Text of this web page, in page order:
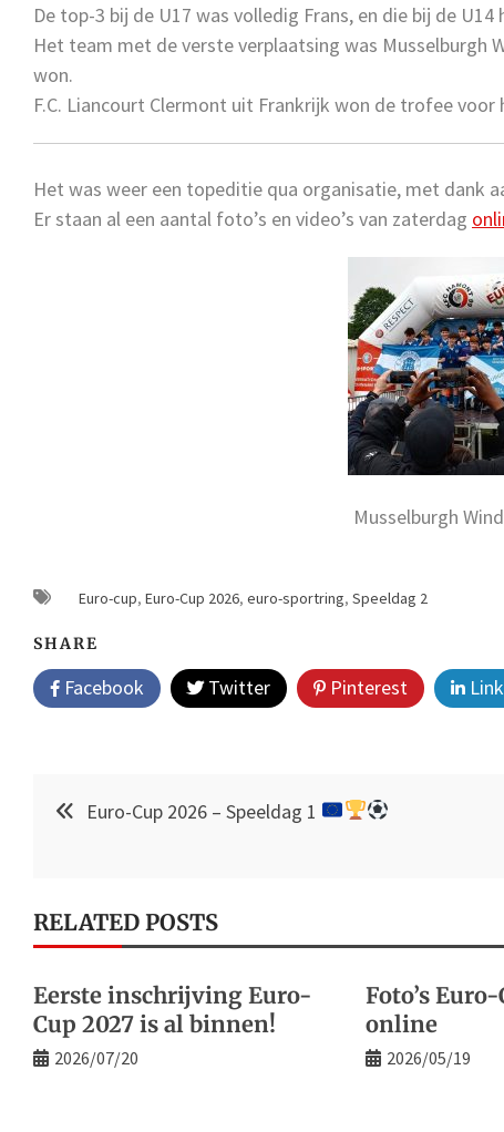
De top-3 bij de U17 was volledig Frans, en die bij de U14
Het team met de verste verplaatsing was Musselburgh
won.
F.C. Liancourt Clermont uit Frankrijk won de trofee
Het was weer een topeditie qua organisatie, met dank
Er staan al een aantal foto’s en video’s van zaterdag
Musselburgh
Euro-cup, Euro-Cup 2026, euro-sportring, Speeldag 2
SHARE
Facebook Twitter Pinterest
Post Euro-Cup 2026 – Speeldag 1
RELATED POSTS
Eerste inschrijving Euro-
Cup 2027 is al binnen!
2026/07/20
Foto’s
online
2026/05/19